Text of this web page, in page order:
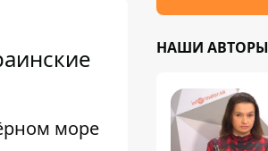
море
НАШИ АВТОРЫ